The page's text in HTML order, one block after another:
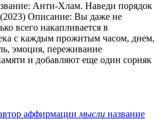
Анти-Хлам. Наведи порядок
Описание: Вы даже не
всего накапливается в
с каждым прожитым часом, днем,
эмоция, переживание
и добавляют еще один сорняк
аффирмации мысли название